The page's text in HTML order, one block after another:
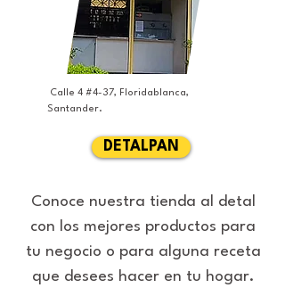
Calle 4 #4-37, Floridablanca,
Santander.
DETALPAN
Conoce nuestra tienda al detal
con los mejores productos para
tu negocio o para alguna receta
que desees hacer en tu hogar.